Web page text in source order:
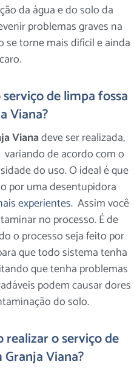
da água e do solo da
problemas graves na
se torne mais difícil e ainda
de limpa fossa
Viana?
Vianadeve ser realizada,
de acordo com o
do uso. O ideal é que
por uma desentupidora
experientes.Assim você
no processo. É de
o processo seja feito por
que todo sistema tenha
que tenha problemas
podem causar dores
do solo.
realizar o serviço de
Viana?